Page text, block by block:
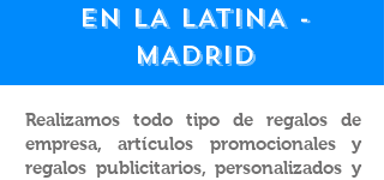
EN LA LATINA -
MADRID
Realizamos todo tipo de regalos de
empresa, artículos promocionales y
regalos publicitarios, personalizados y